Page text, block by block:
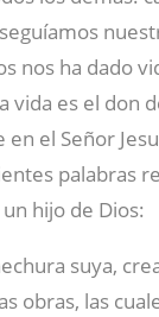
nos ha dado
vida es el don
el Señor
palabras
hijo de Dios:
suya,
obras, las